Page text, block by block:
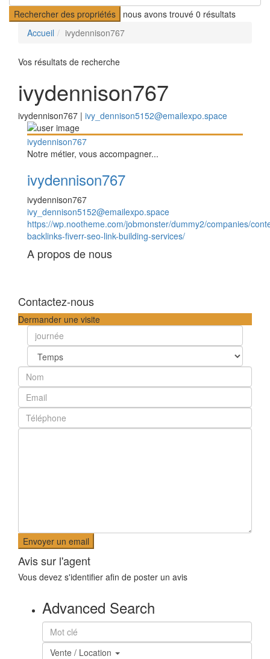
Rechercher des propriétés nous avons trouvé 0 résultats
Accueil
ivydennison767
Vos résultats de recherche
ivydennison767
ivydennison767 | ivy_dennison5152@emailexpo.space
ivydennison767
Notre métier, vous accompagner...
ivydennison767
ivydennison767
ivy_dennison5152@emailexpo.space
https://wp.nootheme.com/jobmonster/dummy2/companies/
backlinks-fiverr-seo-link-building-services/
A propos de nous
Contactez-nous
Dermander une visite
Avis sur l'agent
Vous devez s'identifier afin de poster un avis
Advanced Search
Vente / Location